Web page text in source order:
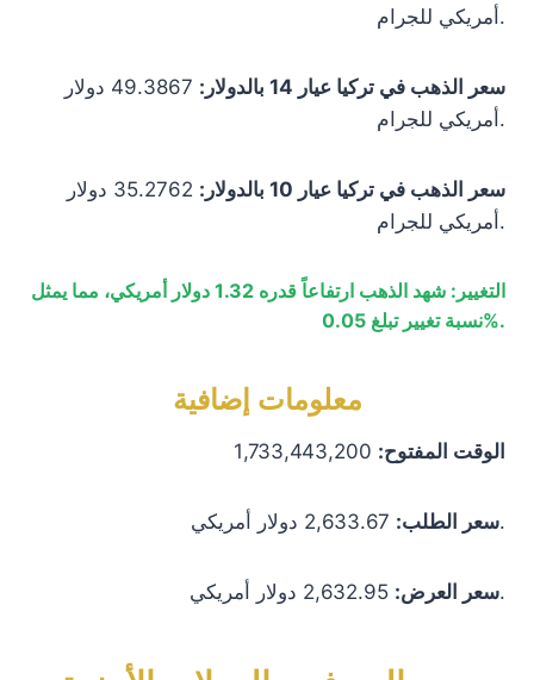
أمريكي للجرام.
سعر الذهب في تركيا عيار 14 بالدولار:
49.3867 دولار
أمريكي للجرام.
سعر الذهب في تركيا عيار 10 بالدولار:
35.2762 دولار
أمريكي للجرام.
التغيير:
شهد الذهب ارتفاعاً قدره 1.32 دولار أمريكي، مما يمثل
نسبة تغيير تبلغ 0.05%.
معلومات إضافية
الوقت المفتوح:
سعر الطلب:2,633.67 دولار أمريكي.
سعر العرض:2,632.95 دولار أمريكي.